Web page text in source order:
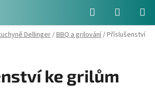
Hledat
KOŠÍK
Dellinger/BBQ a grilování/Příslušenství
ke grilům